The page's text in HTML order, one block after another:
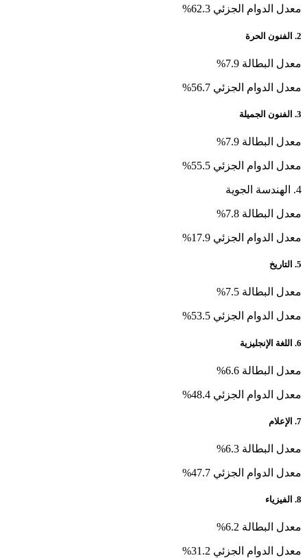
معدل الدوام الجزئي 62.3%
2. الفنون الحرة
معدل البطالة 7.9%
معدل الدوام الجزئي 56.7%
3. الفنون الجميلة
معدل البطالة 7.9%
معدل الدوام الجزئي 55.5%
4. الهندسة الجوية
معدل البطالة 7.8%
معدل الدوام الجزئي 17.9%
5. التاريخ
معدل البطالة 7.5%
معدل الدوام الجزئي 53.5%
6. اللغة الإنجليزية
معدل البطالة 6.6%
معدل الدوام الجزئي 48.4%
7. الإعلام
معدل البطالة 6.3%
معدل الدوام الجزئي 47.7%
8. الفيزياء
معدل البطالة 6.2%
معدل الدوام الجزئي 31.2%